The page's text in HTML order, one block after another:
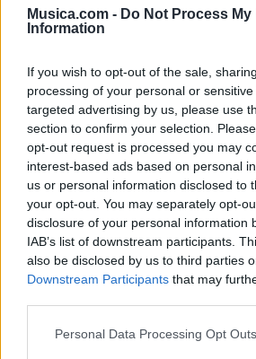
Musica.com - Do Not Process My
Information
If you wish to opt-out of the sale,
processing of your personal or
targeted advertising by us, please use
section to confirm your selection.
opt-out request is processed you may
interest-based ads based on personal
us or personal information disclosed to
your opt-out. You may separately opt-
disclosure of your personal information
IAB’s list of downstream participants.
also be disclosed by us to third parties
Downstream Participants that may
Personal Data Processing Opt Outs
Letra Popurri De Cumbias (ft.
Letra Popurri De Cumbias (ft.
Letra Buscando A Mi Morena
Letra Aviéntame (ft. Los
León)
Letra Con La Misma Espina (ft.
Norteño)
Letra Limosna De Un Hijo (ft.